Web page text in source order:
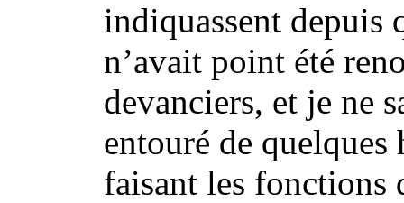
indiquassent depuis
n’avait point été
devanciers, et je ne
entouré de quelques
faisant les fonctions